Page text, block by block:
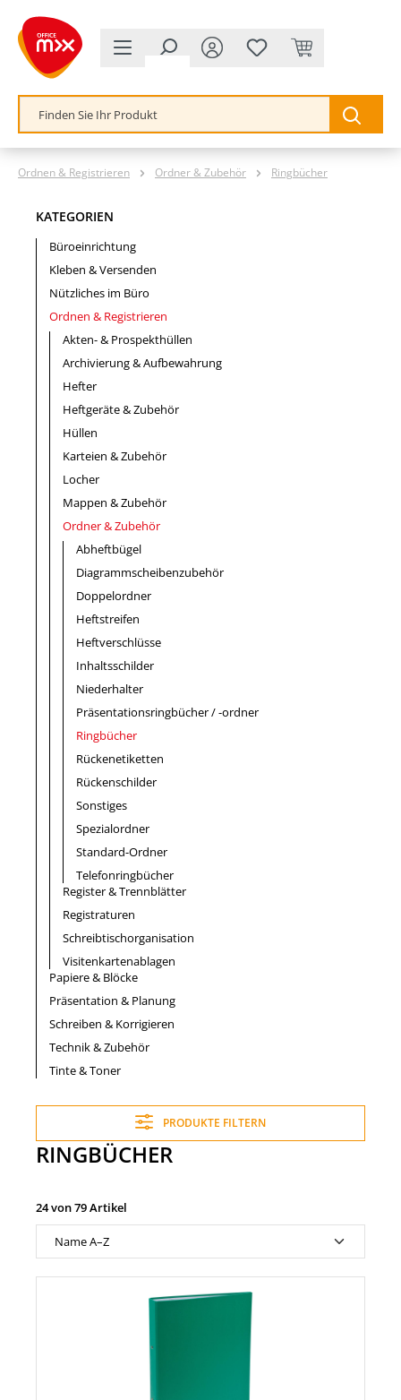
springen
Ordnen & Registrieren Ordner & Zubehör Ringbücher
KATEGORIEN
Büroeinrichtung
Kleben & Versenden
Nützliches im Büro
Ordnen & Registrieren
Akten- & Prospekthüllen
Archivierung & Aufbewahrung
Hefter
Heftgeräte & Zubehör
Hüllen
Karteien & Zubehör
Locher
Mappen & Zubehör
Ordner & Zubehör
Abheftbügel
Diagrammscheibenzubehör
Doppelordner
Heftstreifen
Heftverschlüsse
Inhaltsschilder
Niederhalter
Präsentationsringbücher / -ordner
Ringbücher
Rückenetiketten
Rückenschilder
Sonstiges
Spezialordner
Standard-Ordner
Telefonringbücher
Register & Trennblätter
Registraturen
Schreibtischorganisation
Visitenkartenablagen
Papiere & Blöcke
Präsentation & Planung
Schreiben & Korrigieren
Technik & Zubehör
Tinte & Toner
PRODUKTE FILTERN
RINGBÜCHER
24 von 79 Artikel